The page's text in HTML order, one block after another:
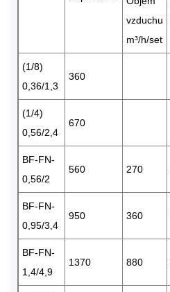
vzduchu
m³/h/set
(1/8)
0,36/1,3
360
(1/4)
0,56/2,4
670
BF-FN-
0,56/2
560 270
BF-FN-
0,95/3,4
950 360
BF-FN-
1,4/4,9
1370 880